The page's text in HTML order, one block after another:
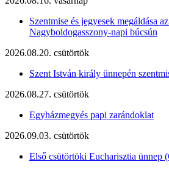
Szentmise és jegyesek megáldása
Nagyboldogasszony-napi búcsún
2026.08.20. csütörtök
Szent István király ünnepén
2026.08.27. csütörtök
Egyházmegyés papi zarándoklat
2026.09.03. csütörtök
Első csütörtöki Eucharisztia ünnep